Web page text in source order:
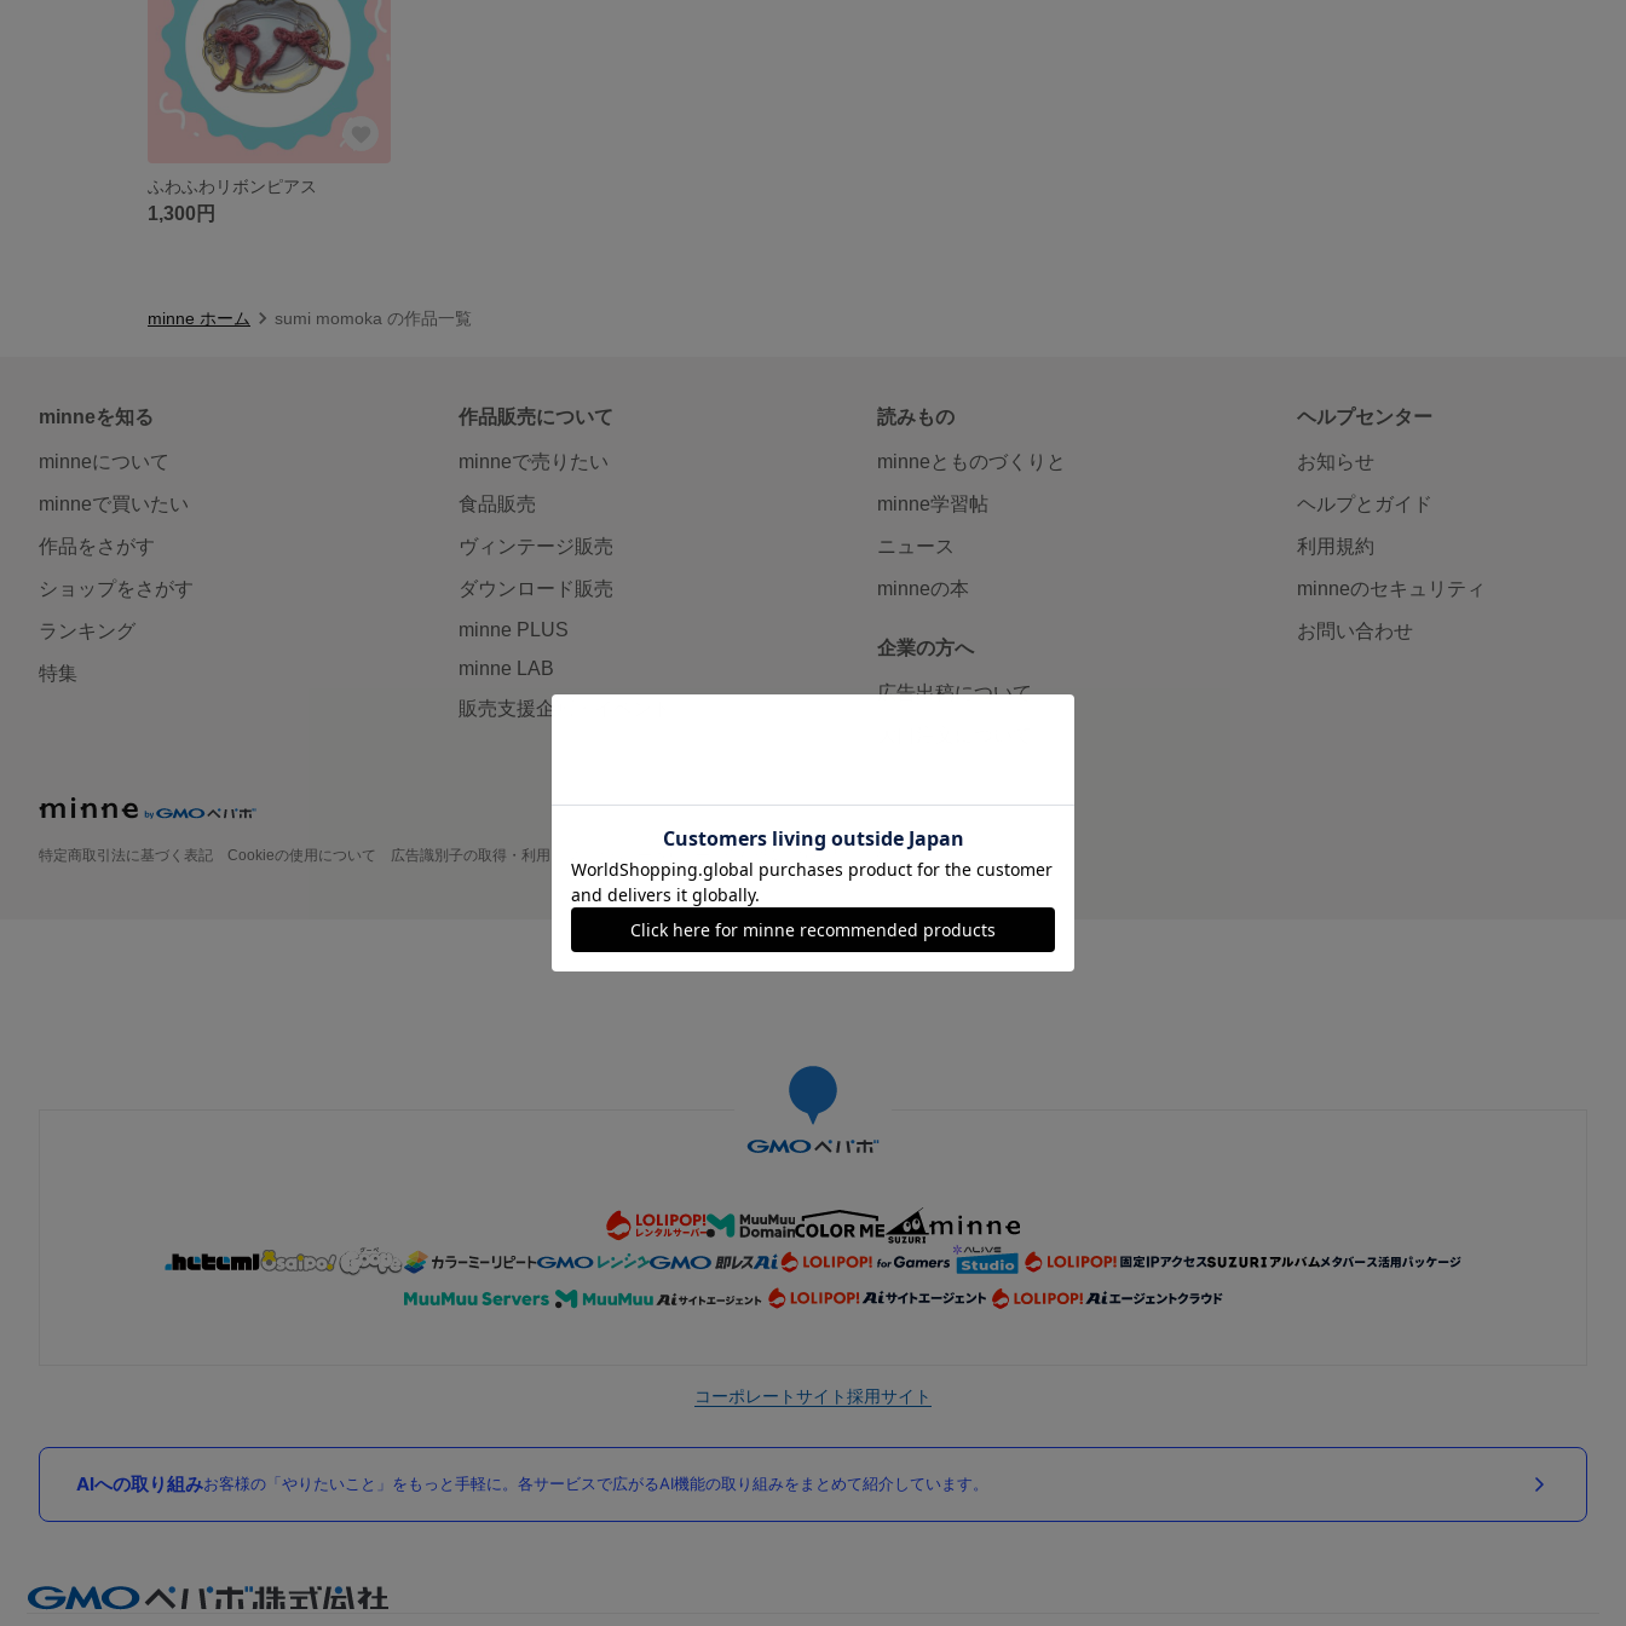
ふわふわリボンピアス
1,300円
minne ホーム sumi momoka の作品一覧
minneを知る
minneについて
minneで買いたい
作品をさがす
ショップをさがす
ランキング
特集
作品販売について
minneで売りたい
食品販売
ヴィンテージ販売
ダウンロード販売
minne PLUS
minne LAB
販売支援企画・イベント
読みもの
minneとものづくりと
minne学習帖
ニュース
minneの本
企業の方へ
広告出稿について
ヘルプセンター
お知らせ
ヘルプとガイド
利用規約
minneのセキュリティ
お問い合わせ
特定商取引法に基づく表記 Cookieの使用について 広告識別子の取得・利用 採用情報 メディアキット
©GMO Pepabo, Inc. All rights reserved.
コーポレートサイト採用サイト
AIへの取り組みお客様の「やりたいこと」をもっと手軽に。各サービスで広がるAI機能の取り組みをまとめて紹介しています。